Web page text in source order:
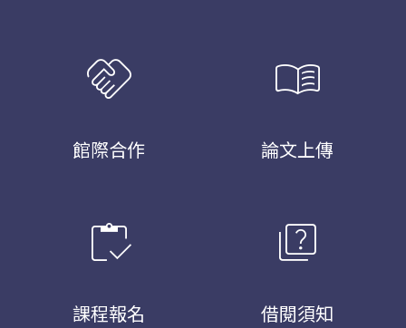
handshake
館際合作
menu_book
論文上傳
inventory
課程報名
quiz
借閱須知